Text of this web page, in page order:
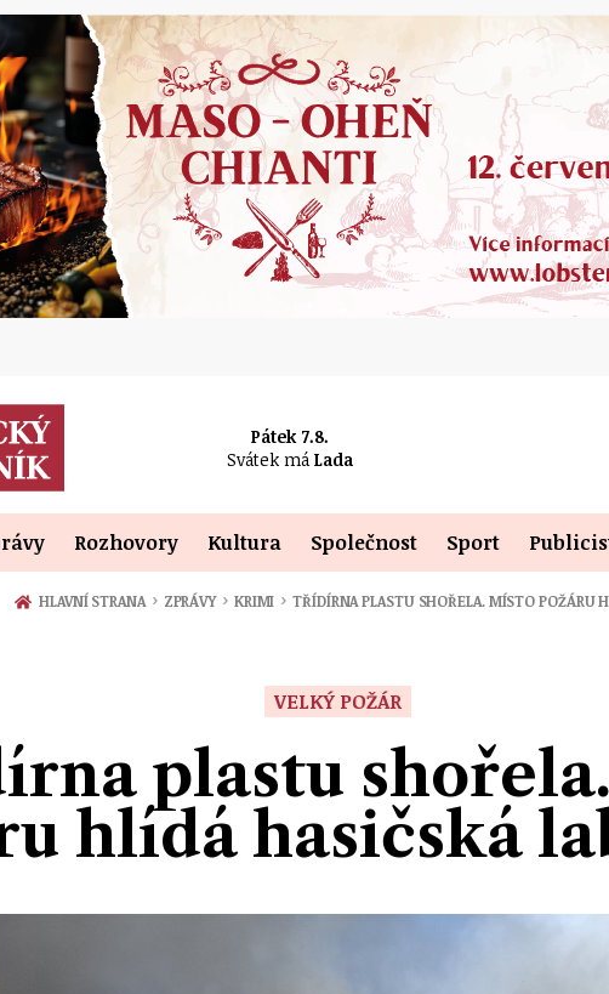
Pátek 7.8.
Svátek má Lada
Rozhovory Kultura Společnost Sport
HLAVNÍ STRANA › ZPRÁVY › KRIMI › TŘÍDÍRNA PLASTU SHOŘELA. MÍSTO POŽÁRU
VELKÝ POŽÁR
plastu
hlídá hasičská